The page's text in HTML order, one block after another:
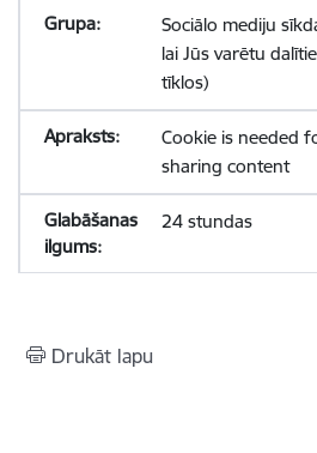
Sociālo mediju
lai Jūs varētu
tīklos)
Cookie is needed
sharing content
24 stundas
Drukāt lapu